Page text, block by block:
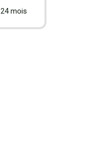
24 mois